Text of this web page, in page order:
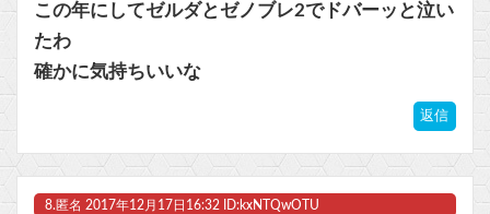
この年にしてゼルダとゼノブレ2でドバーッと泣い
たわ
確かに気持ちいいな
返信
8. 匿名 2017年12月17日16:32 ID:kxNTQwOTU